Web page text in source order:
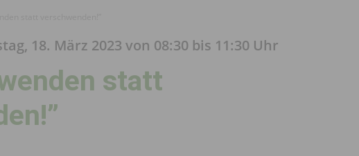
18. März 2023 von 08:30 bis 11:30 Uhr
statt